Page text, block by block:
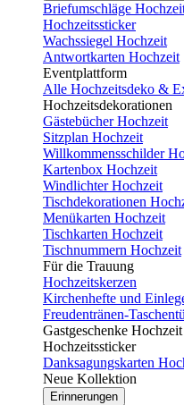
Briefumschläge
Hochzeitssticker
Wachssiegel Hochzeit
Antwortkarten Hochzeit
Eventplattform
Alle Hochzeitsdeko &
Hochzeitsdekorationen
Gästebücher Hochzeit
Sitzplan Hochzeit
Willkommensschilder
Kartenbox Hochzeit
Windlichter Hochzeit
Tischdekorationen
Menükarten Hochzeit
Tischkarten Hochzeit
Tischnummern Hochzeit
Für die Trauung
Hochzeitskerzen
Kirchenhefte und
Freudentränen-
Gastgeschenke Hochzeit
Hochzeitssticker
Danksagungskarten
Neue Kollektion
Erinnerungen